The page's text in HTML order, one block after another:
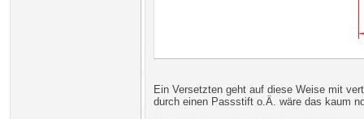
Ein Versetzten geht auf diese Weise mit
durch einen Passstift o.Ä. wäre das kaum